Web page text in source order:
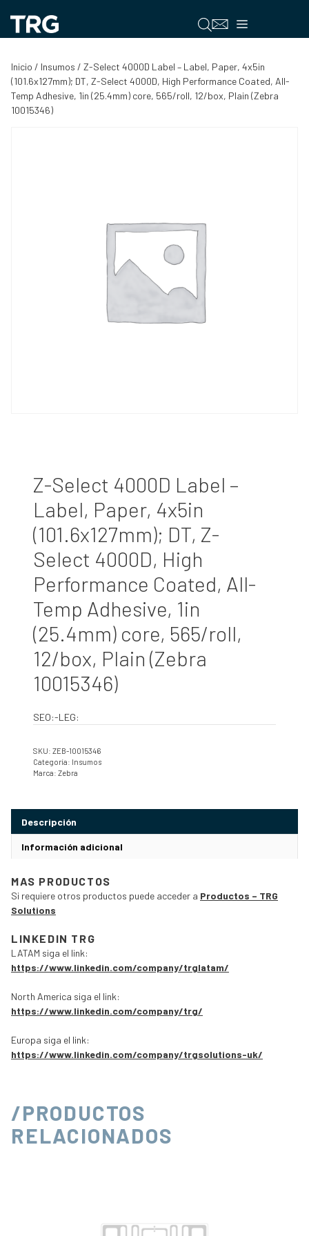
contenido
Menú
Inicio / Insumos / Z-Select 4000D Label – Label, Paper, 4x5in
(101.6x127mm); DT, Z-Select 4000D, High Performance Coated, All-
Temp Adhesive, 1in (25.4mm) core, 565/roll, 12/box, Plain (Zebra
10015346)
Z-Select 4000D Label –
Label, Paper, 4x5in
(101.6x127mm); DT, Z-
Select 4000D, High
Performance Coated, All-
Temp Adhesive, 1in
(25.4mm) core, 565/roll,
12/box, Plain (Zebra
10015346)
SEO:-LEG:
SKU: ZEB-10015346
Categoría: Insumos
Marca: Zebra
Descripción
Información adicional
MAS PRODUCTOS
Si requiere otros productos puede acceder a Productos – TRG
Solutions
LINKEDIN TRG
LATAM siga el link:
https://www.linkedin.com/company/trglatam/
North America siga el link:
https://www.linkedin.com/company/trg/
Europa siga el link:
https://www.linkedin.com/company/trgsolutions-uk/
/PRODUCTOS
RELACIONADOS